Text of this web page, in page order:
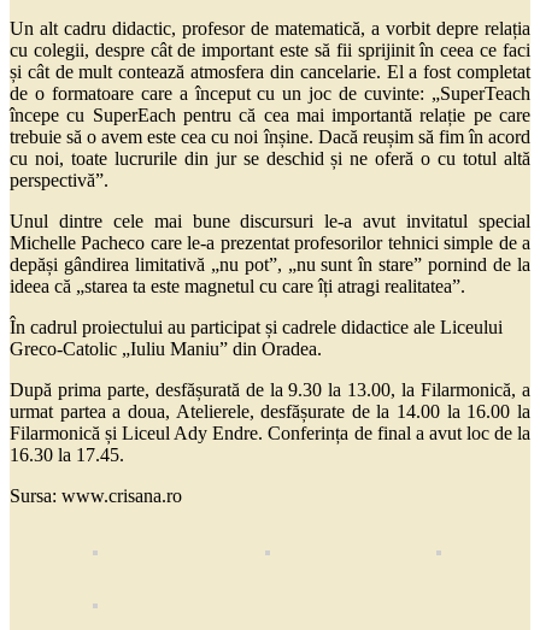
Un alt cadru didactic, profesor de matematică, a vorbit depre relația
cu colegii, despre cât de important este să fii sprijinit în ceea ce faci
și cât de mult contează atmosfera din cancelarie. El a fost completat
de o formatoare care a început cu un joc de cuvinte: „SuperTeach
începe cu SuperEach pentru că cea mai importantă relație pe care
trebuie să o avem este cea cu noi înșine. Dacă reușim să fim în acord
cu noi, toate lucrurile din jur se deschid și ne oferă o cu totul altă
perspectivă”.
Unul dintre cele mai bune discursuri le-a avut invitatul special
Michelle Pacheco care le-a prezentat profesorilor tehnici simple de a
depăși gândirea limitativă „nu pot”, „nu sunt în stare” pornind de la
ideea că „starea ta este magnetul cu care îți atragi realitatea”.
În cadrul proiectului au participat și cadrele didactice ale Liceului
Greco-Catolic „Iuliu Maniu” din Oradea.
După prima parte, desfășurată de la 9.30 la 13.00, la Filarmonică, a
urmat partea a doua, Atelierele, desfășurate de la 14.00 la 16.00 la
Filarmonică și Liceul Ady Endre. Conferința de final a avut loc de la
16.30 la 17.45.
Sursa: www.crisana.ro